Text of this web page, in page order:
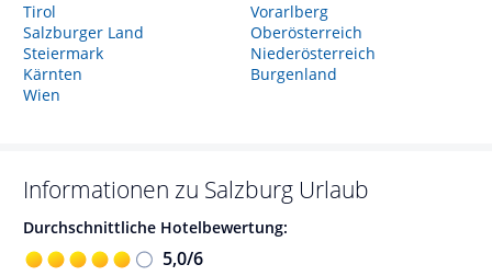
Tirol
Salzburger Land
Steiermark
Kärnten
Wien
Vorarlberg
Oberösterreich
Niederösterreich
Burgenland
Informationen zu Salzburg Urlaub
Durchschnittliche Hotelbewertung:
5,0/6